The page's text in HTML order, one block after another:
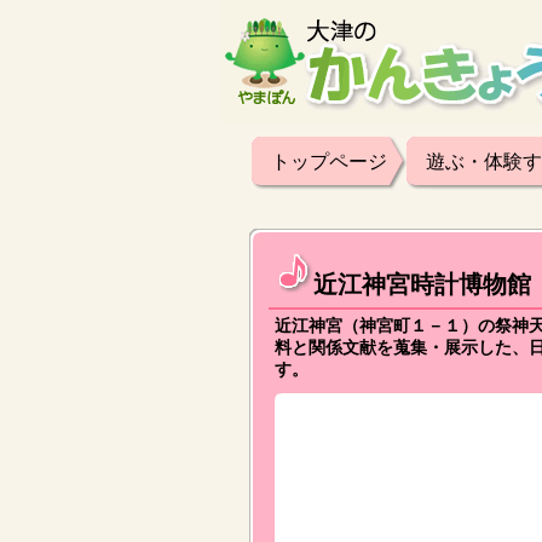
トップページ 遊ぶ・体験
近江神宮時計博物館
近江神宮（神宮町１－１）の祭神
料と関係文献を蒐集・展示した、
す。